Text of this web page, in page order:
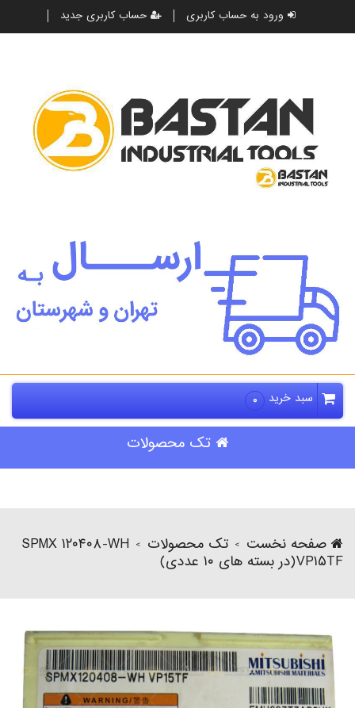
ورود به حساب کاربری حساب کاربری جدید
سبد خرید ۰
تک محصولات
صفحه نخست > تک محصولات > SPMX ۱۲۰۴۰۸-WH
VP۱۵TF(در بسته های ۱۰ عددی)